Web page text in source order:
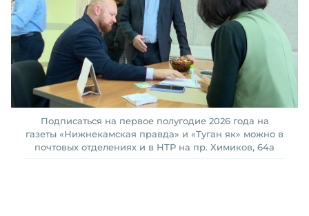
Подписаться на первое полугодие 2026 года на
газеты «Нижнекамская правда» и «Туган як» можно в
почтовых отделениях и в НТР на пр. Химиков, 64а